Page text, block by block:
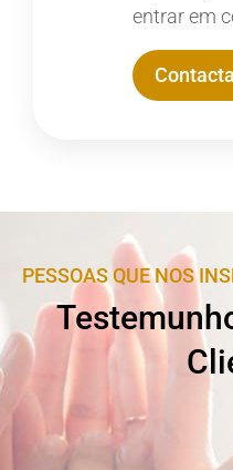
entrar em
PESSOAS QUE NOS